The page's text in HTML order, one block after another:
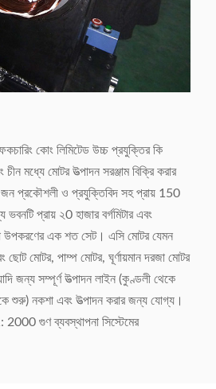
কোং লিমিটেড উচ্চ প্রযুক্তির কি
মধ্যে মোটর উত্পাদন সরঞ্জাম বিক্রি করার
জন প্রকৌশলী ও প্রযুক্তিবিদ সহ প্রায় 150
ভবনটি প্রায় ২0 হাজার বর্গমিটার এবং
উপকরণের এক শত সেট। এসি মোটর যেমন
ছোট মোটর, পাম্প মোটর, ঘূর্ণায়মান দরজা মোটর
জন্য সম্পূর্ণ উত্পাদন লাইন (কুণ্ডলী থেকে
শুরু) নকশা এবং উত্পাদন করার জন্য যোগ্য।
গুণ ব্যবস্থাপনা সিস্টেমের